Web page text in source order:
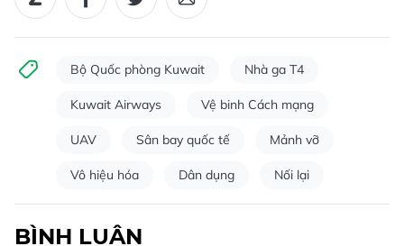
Bộ Quốc phòng Kuwait Nhà ga T4
Kuwait Airways Vệ binh Cách mạng
UAV Sân bay quốc tế Mảnh vỡ
Vô hiệu hóa Dân dụng Nối lại
BÌNH LUẬN